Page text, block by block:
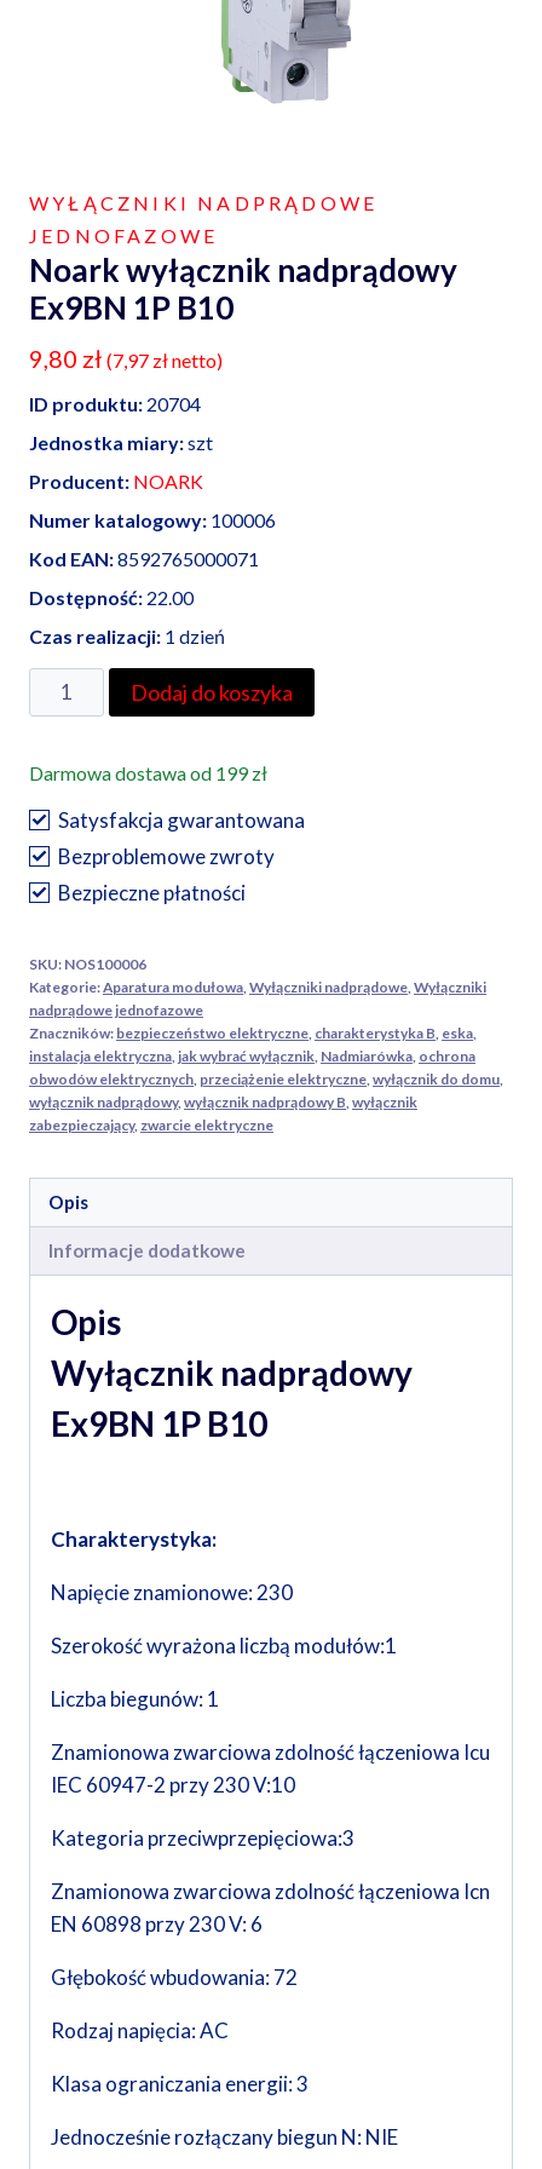
WYŁĄCZNIKI NADPRĄDOWE
JEDNOFAZOWE
Noark wyłącznik nadprądowy
Ex9BN 1P B10
9,80 zł (7,97 złnetto)
ID produktu: 20704
Jednostka miary:szt
Producent: NOARK
Numer katalogowy: 100006
Kod EAN:8592765000071
Dostępność: 22.00
Czas realizacji: 1 dzień
ilość
Noark
nadprądowy
Ex9BN
1P
B10
Dodaj do koszyka
Darmowa dostawa od 199 zł
Satysfakcja gwarantowana
Bezproblemowe zwroty
Bezpieczne płatności
SKU: NOS100006
Kategorie:Aparatura modułowa Wyłączniki nadprądowe Wyłączniki
nadprądowe jednofazowe
Znaczników: bezpieczeństwo elektryczne charakterystyka B eska
instalacja elektryczna jak wybrać wyłącznik Nadmiarówka ochrona
obwodów elektrycznych przeciążenie elektryczne wyłącznik do domu
wyłącznik nadprądowy, wyłącznik nadprądowy B wyłącznik
zabezpieczający, zwarcie elektryczne
Opis
Informacje dodatkowe
Opis
Wyłącznik nadprądowy
Ex9BN 1P B10
Charakterystyka:
Napięcie znamionowe: 230
Szerokość wyrażona liczbą modułów:1
Liczba biegunów: 1
Znamionowa zwarciowa zdolność łączeniowa Icu
IEC 60947-2 przy 230 V:10
Kategoria przeciwprzepięciowa:3
Znamionowa zwarciowa zdolność łączeniowa Icn
EN 60898 przy 230 V: 6
Głębokość wbudowania: 72
Rodzaj napięcia: AC
Klasa ograniczania energii: 3
Jednocześnie rozłączany biegun N: NIE